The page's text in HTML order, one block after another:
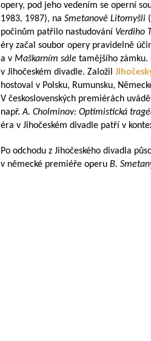
opery, pod jeho vedením se operní
1983, 1987), na Smetanově Litomyšli
počinům patřilo nastudování Verdiho
éry začal soubor opery pravidelně
a v Maškarním sále tamějšího zámku.
v Jihočeském divadle. Založil
hostoval v Polsku, Rumunsku,
V československých premiérách
např.A. Cholminov: Optimistická
éra v Jihočeském divadle patří v
Po odchodu z Jihočeského divadla
v německé premiéře operu B.